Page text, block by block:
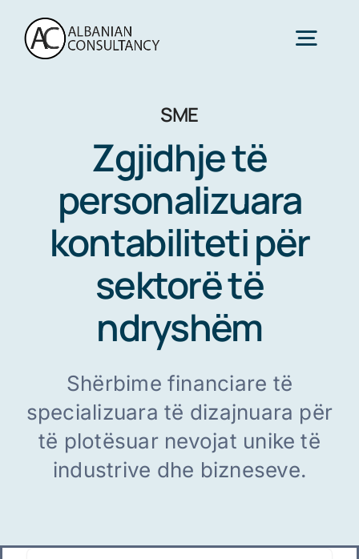
content
Home
Shërbime
Sektoret
Rreth Nesh
Kontaktoni
Shqip
SME
Zgjidhje të
personalizuara
kontabiliteti për
sektorë të
ndryshëm
Shërbime financiare të
specializuara të dizajnuara për
të plotësuar nevojat unike të
industrive dhe bizneseve.